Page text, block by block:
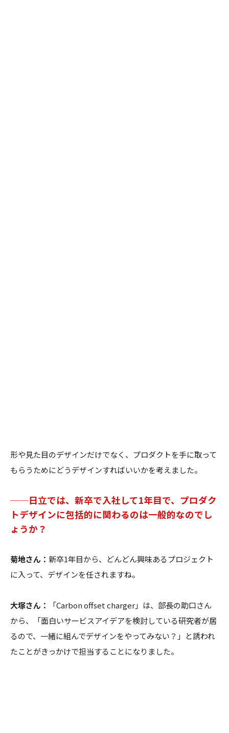
形や見た目のデザインだけでなく、プロダクトを手に取って
もらうためにどうデザインすればいいかを考えました。
──日立では、新卒で入社して1年目で、プロダク
トデザインに包括的に関わるのは一般的なのでし
ょうか？
菊地さん： 新卒1年目から、どんどん興味あるプロジェクト
に入って、デザインを任されますね。
大塚さん：
「​​Carbon offset charger」は、部長の助口さん
から、「面白いサービスアイデアを検討している研究者が居
るので、一緒に組んでデザインをやってみない？」と誘われ
たことがきっかけで担当することになりました。